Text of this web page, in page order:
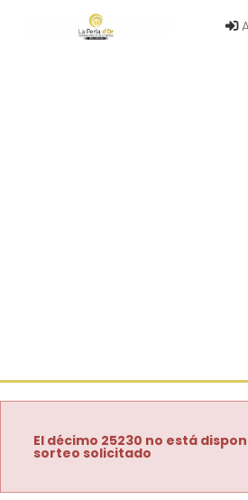
El décimo 25230 no está
sorteo solicitado